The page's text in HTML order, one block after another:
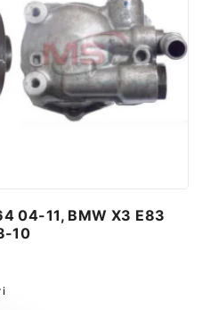
04-11, BMW X3 E83
10